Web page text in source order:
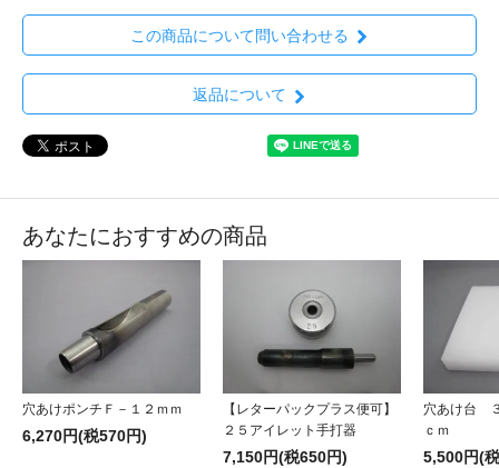
この商品について問い合わせる
返品について
あなたにおすすめの商品
穴あけポンチＦ－１２ｍｍ
6,270円(税570円)
【レターパックプラス便可】
２５アイレット手打器
7,150円(税650円)
穴あけ台
ｃｍ
5,500円(